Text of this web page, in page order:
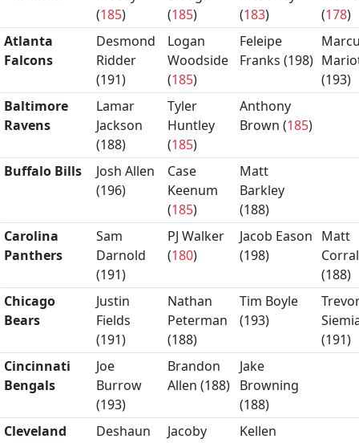
(185)
(185)
(183)
(178)
Atlanta
Falcons
Desmond
Ridder
(191)
Logan
Woodside
(185)
Feleipe
Franks (198)
(193)
Baltimore
Ravens
Lamar
Jackson
(188)
Tyler
Huntley
(185)
Anthony
Brown (185)
Buffalo Bills
Josh Allen
(196)
Case
Keenum
(185)
Matt
Barkley
(188)
Carolina
Panthers
Sam
Darnold
(191)
PJ Walker
(180)
Jacob Eason
(198)
Matt
Corral
(188)
Chicago
Bears
Justin
Fields
(191)
Nathan
Peterman
(188)
Tim Boyle
(193)
(191)
Cincinnati
Bengals
Joe
Burrow
(193)
Brandon
Allen (188)
Jake
Browning
(188)
Cleveland
Deshaun
Jacoby
Kellen